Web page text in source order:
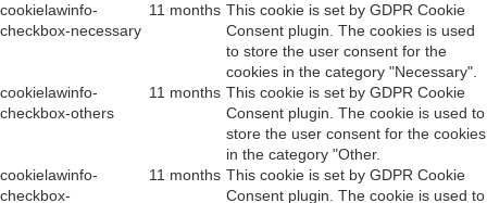
cookielawinfo-
checkbox-necessary
11 months This cookie is set by GDPR Cookie
Consent plugin. The cookies is used
to store the user consent for the
cookies in the category "Necessary".
cookielawinfo-
checkbox-others
11 months This cookie is set by GDPR Cookie
Consent plugin. The cookie is used to
store the user consent for the cookies
in the category "Other.
cookielawinfo-
checkbox-
11 months This cookie is set by GDPR Cookie
Consent plugin. The cookie is used to